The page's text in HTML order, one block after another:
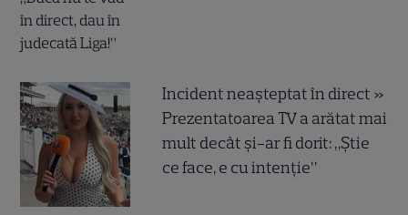
Incident neașteptat în direct »
Prezentatoarea TV a arătat mai
mult decât și-ar fi dorit: „Știe
ce face, e cu intenție”